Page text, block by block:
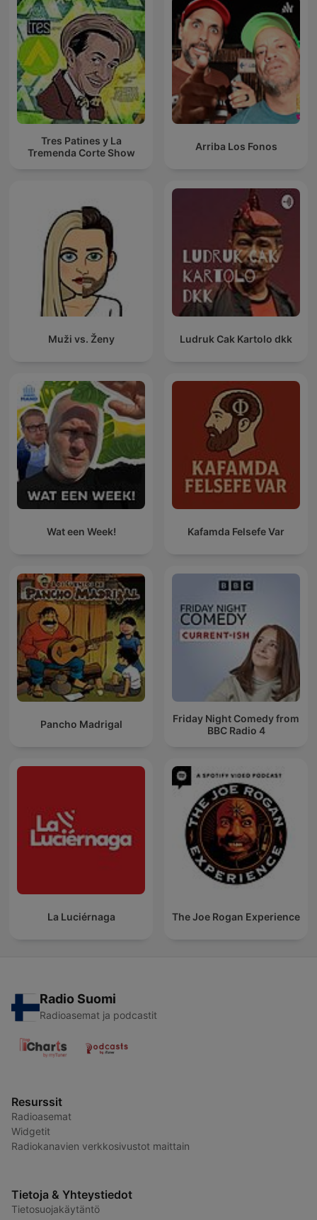
Tres Patines y La
Tremenda Corte Show
Arriba Los Fonos
Muži vs. Ženy Ludruk Cak Kartolo dkk
Wat een Week! Kafamda Felsefe Var
Pancho Madrigal
Friday Night Comedy from
BBC Radio 4
La Luciérnaga The Joe Rogan Experience
Radio Suomi
Radioasemat ja podcastit
Resurssit
Radioasemat
Widgetit
Radiokanavien verkkosivustot maittain
Tietoja & Yhteystiedot
Tietosuojakäytäntö